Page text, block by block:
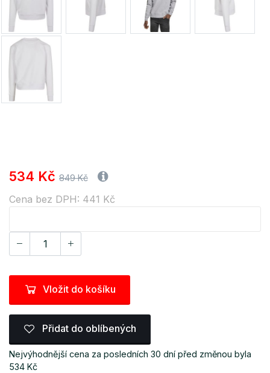
534 Kč 849 Kč
Cena bez DPH: 441 Kč
Vložit do košíku
Přidat do oblíbených
Nejvýhodnější cena za posledních 30 dní před změnou byla
534 Kč